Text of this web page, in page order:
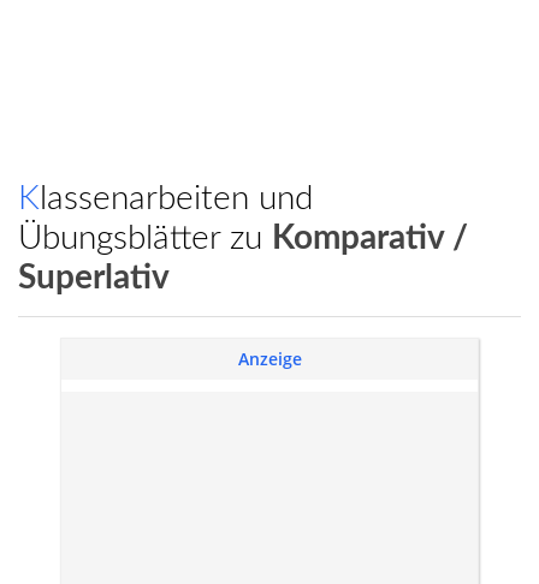
Klassenarbeiten und
Übungsblätter zu Komparativ /
Superlativ
Anzeige